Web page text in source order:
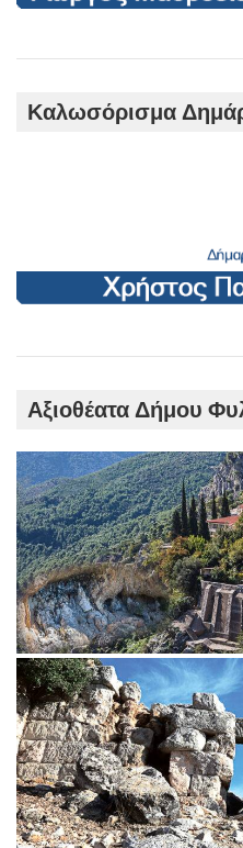
Καλωσόρισμα
Αξιοθέατα Δήμου